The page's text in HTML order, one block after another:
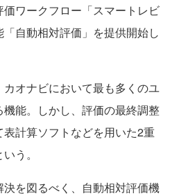
ワークフロー「スマートレビ
自動相対評価」を提供開始し
オナビにおいて最も多くのユ
能。しかし、評価の最終調整
計算ソフトなどを用いた2重
う。
を図るべく、自動相対評価機